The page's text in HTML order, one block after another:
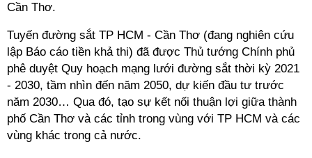
Cần Thơ.
Tuyến đường sắt TP HCM - Cần Thơ (đang nghiên cứu
lập Báo cáo tiền khả thi) đã được Thủ tướng Chính phủ
phê duyệt Quy hoạch mạng lưới đường sắt thời kỳ 2021
- 2030, tầm nhìn đến năm 2050, dự kiến đầu tư trước
năm 2030… Qua đó, tạo sự kết nối thuận lợi giữa thành
phố Cần Thơ và các tỉnh trong vùng với TP HCM và các
vùng khác trong cả nước.